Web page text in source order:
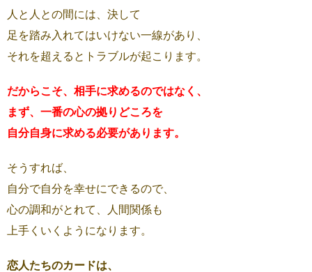
人と人との間には、決して
足を踏み入れてはいけない一線があり、
それを超えるとトラブルが起こります。
だからこそ、相手に求めるのではなく、
まず、一番の心の拠りどころを
自分自身に求める必要があります。
そうすれば、
自分で自分を幸せにできるので、
心の調和がとれて、人間関係も
上手くいくようになります。
恋人たちのカードは、